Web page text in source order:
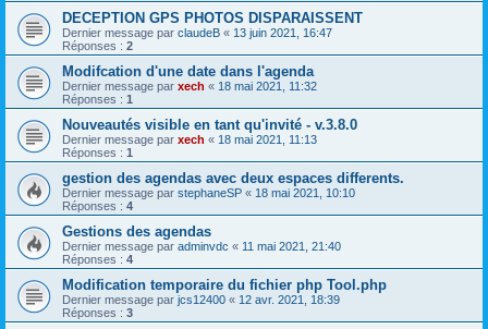
DECEPTION GPS PHOTOS DISPARAISSENT
Dernier message par claudeB « 13 juin 2021, 16:47
Réponses : 2
Modifcation d'une date dans l'agenda
Dernier message par xech « 18 mai 2021, 11:32
Réponses : 1
Nouveautés visible en tant qu'invité - v.3.8.0
Dernier message par xech « 18 mai 2021, 11:13
Réponses : 1
gestion des agendas avec deux espaces differents.
Dernier message par stephaneSP « 18 mai 2021, 10:10
Réponses : 4
Gestions des agendas
Dernier message par adminvdc « 11 mai 2021, 21:40
Réponses : 4
Modification temporaire du fichier php Tool.php
Dernier message par jcs12400 « 12 avr. 2021, 18:39
Réponses : 3